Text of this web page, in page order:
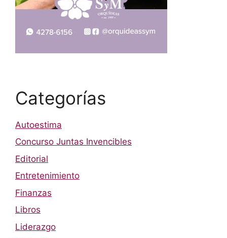
Categorías
Autoestima
Concurso Juntas Invencibles
Editorial
Entretenimiento
Finanzas
Libros
Liderazgo